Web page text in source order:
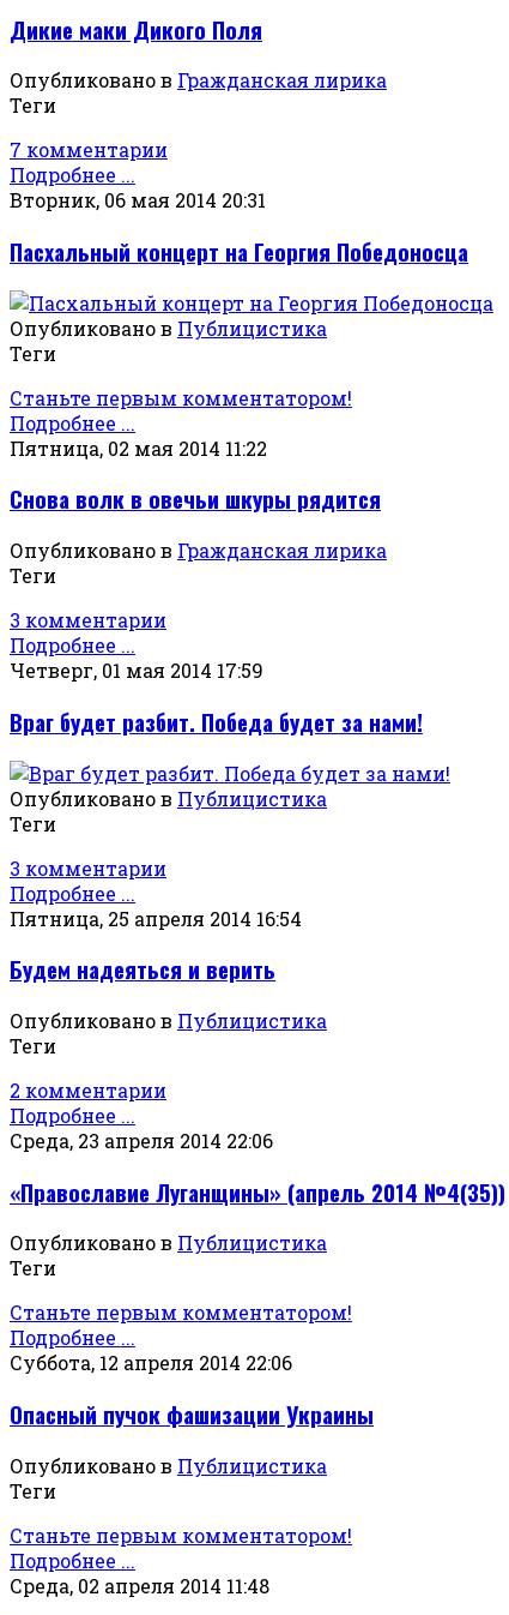
Дикие маки Дикого Поля
Опубликовано в Гражданская лирика
Теги
7 комментарии
Подробнее ...
Вторник, 06 мая 2014 20:31
Пасхальный концерт на Георгия Победоносца
Опубликовано в Публицистика
Теги
Станьте первым комментатором!
Подробнее ...
Пятница, 02 мая 2014 11:22
Снова волк в овечьи шкуры рядится
Опубликовано в Гражданская лирика
Теги
3 комментарии
Подробнее ...
Четверг, 01 мая 2014 17:59
Враг будет разбит. Победа будет за нами!
Опубликовано в Публицистика
Теги
3 комментарии
Подробнее ...
Пятница, 25 апреля 2014 16:54
Будем надеяться и верить
Опубликовано в Публицистика
Теги
2 комментарии
Подробнее ...
Среда, 23 апреля 2014 22:06
«Православие Луганщины» (апрель 2014 №4(35))
Опубликовано в Публицистика
Теги
Станьте первым комментатором!
Подробнее ...
Суббота, 12 апреля 2014 22:06
Опасный пучок фашизации Украины
Опубликовано в Публицистика
Теги
Станьте первым комментатором!
Подробнее ...
Среда, 02 апреля 2014 11:48